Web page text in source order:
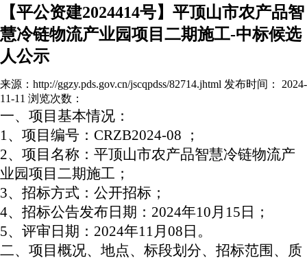
【平公资建2024414号】平顶山市农产品智
慧冷链物流产业园项目二期施工-中标候选
人公示
来源：http://ggzy.pds.gov.cn/jscqpdss/82714.jhtml 发布时间： 2024-
11-11 浏览次数：
一、项目基本情况：
1、项目编号：CRZB2024-08 ；
2、项目名称：平顶山市农产品智慧冷链物流产
业园项目二期施工；
3、招标方式：公开招标；
4、招标公告发布日期：2024年10月15日；
5、评审日期：2024年11月08日。
二、项目概况、地点、标段划分、招标范围、质